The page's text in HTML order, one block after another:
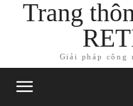
Trang
Giải pháp công